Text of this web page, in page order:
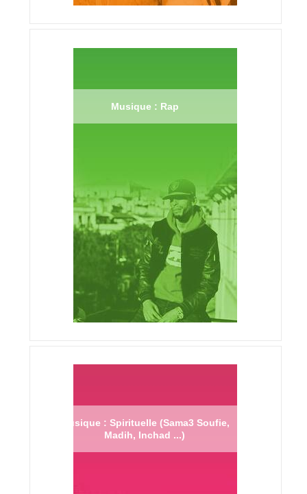
Musique : Rap
Musique : Spirituelle (Sama3 Soufie,
Madih, Inchad ...)